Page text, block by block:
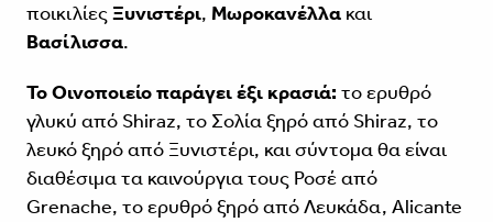
ποικιλίες Ξυνιστέρι, Μωροκανέλλακαι
Βασίλισσα.
Το Οινοποιείο παράγει έξι κρασιά: το ερυθρό
γλυκύ από Shiraz, το Σολία ξηρό από Shiraz, το
λευκό ξηρό από Ξυνιστέρι, και σύντομα θα είναι
διαθέσιμα τα καινούργια τους Ροσέ από
Grenache, το ερυθρό ξηρό από Λευκάδα, Alicante